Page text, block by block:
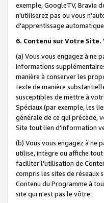
exemple, GoogleTV, Bravia
n’utiliserez pas ou vous
d'apprentissage
6. Contenu sur Votre Site.
(a) Vous vous engagez à ne
informations
manière à conserver les
texte de manière
susceptibles de mettre à
Spéciaux (par exemple, les
générale de ce qui précède,
Site tout lien d'information
(b) Vous vous engagez à ne
utilise, intègre ou affiche tout
faciliter l'utilisation de
compris les sites de réseaux
Contenu du Programme à
site qui n'est pas le vôtre.